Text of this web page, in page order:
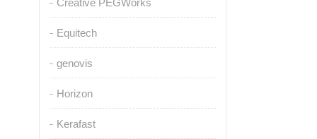
Creative PEGWorks
Equitech
genovis
Horizon
Kerafast